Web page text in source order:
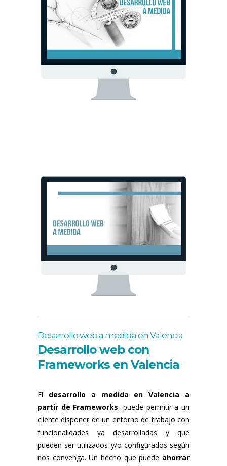
Desarrollo web a medida en Valencia
Desarrollo web con
Frameworks en Valencia
El desarrollo a medida en Valencia a
partir de Frameworks, puede permitir a un
cliente disponer de un entorno de trabajo con
funcionalidades ya desarrolladas y que
pueden ser utilizados y/o configurados según
nos convenga. Un hecho que puede ahorrar